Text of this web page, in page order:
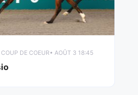
DE COEUR• AOÛT 3 18:45